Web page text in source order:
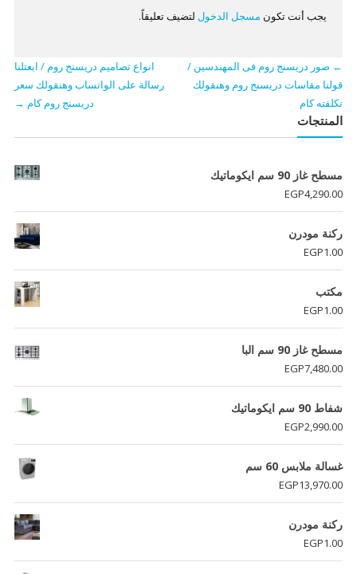
يجب أنت تكون مسجل الدخول لتضيف تعليقاً.
← صور دريسنج روم فى المهندسين /
قولنا مقاسات دريسنج روم وهنقولك
تكلفته كام
انواع تصاميم دريسنج روم / ابعتلنا
رسالة على الواتساب وهنقولك سعر
دريسنج روم كام →
المنتجات
مسطح غاز 90 سم ايكوماتيك
EGP4,290.00
ركنة مودرن
EGP1.00
مكتب
EGP1.00
مسطح غاز 90 سم البا
EGP7,480.00
شفاط 90 سم ايكوماتيك
EGP2,990.00
غسالة ملابس 60 سم
EGP13,970.00
ركنة مودرن
EGP1.00